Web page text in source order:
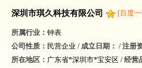
深圳市琪久科技有限公司 [百度
所属行业： 钟表
公司性质： 民营企业 /成立日期： /注册
所在地区： 广东省*深圳市*宝安区 /经营